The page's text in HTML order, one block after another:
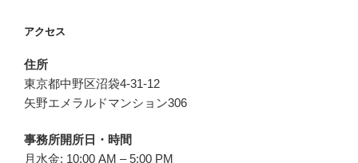
アクセス
住所
東京都中野区沼袋4-31-12
矢野エメラルドマンション306
事務所開所日・時間
月水金: 10:00 AM – 5:00 PM